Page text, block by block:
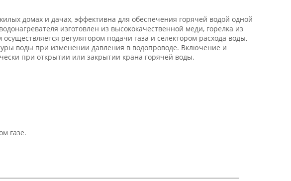
домах и дачах, эффективна для обеспечения горячей водой одной
изготовлен из высококачественной меди, горелка из
регулятором подачи газа и селектором расхода воды,
воды при изменении давления в водопроводе. Включение и
при открытии или закрытии крана горячей воды.
газе.